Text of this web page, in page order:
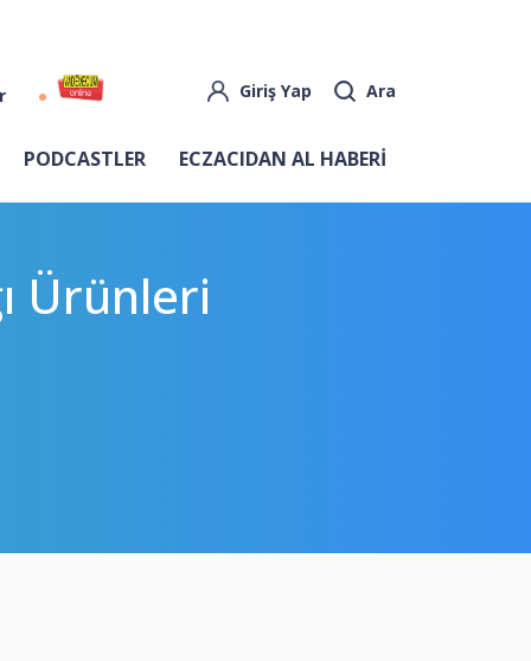
Giriş Yap Ara
PODCASTLER ECZACIDAN AL HABERİ
Ürünleri